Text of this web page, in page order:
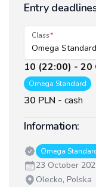
Entry
Class
Omega Standard
10 (22:00) -
Omega Standard
30 PLN - cash
Information:
Classes:
Omega
Date:23 October
Venue:
Olecko, Polska